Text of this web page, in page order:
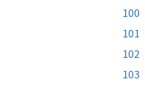
100
101
102
103